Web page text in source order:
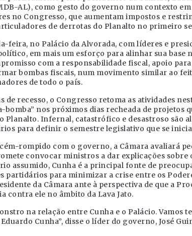
AL), como gesto do governo num contexto
no Congresso, que aumentam impostos e
de derrotas do Planalto no primeiro
feira, no Palácio da Alvorada, com líderes e
em mais um esforço para alinhar sua base
com a responsabilidade fiscal, apoio
bombas fiscais, num movimento similar ao
de todo o país.
de recesso, o Congresso retoma as atividades
bomba” nos próximos dias recheada de projetos
Planalto. Infernal, catastrófico e desastroso são
para definir o semestre legislativo que se
rompido com o governo, a Câmara avaliará
convocar ministros a dar explicações sobre
assumido, Cunha é a principal fonte de
partidários para minimizar a crise entre os
da Câmara ante à perspectiva de que a
contra ele no âmbito da Lava Jato.
na relação entre Cunha e o Palácio. Vamos
Cunha”, disse o líder do governo, José